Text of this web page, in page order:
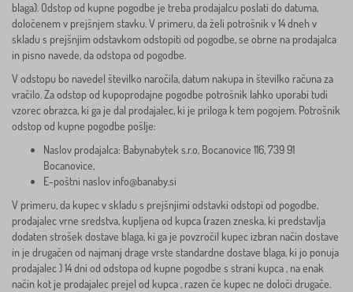
blaga). Odstop od kupne pogodbe je treba prodajalcu poslati do datuma,
določenem v prejšnjem stavku. V primeru, da želi potrošnik v 14 dneh v
skladu s prejšnjim odstavkom odstopiti od pogodbe, se obrne na prodajalca
in pisno navede, da odstopa od pogodbe.
V odstopu bo navedel številko naročila, datum nakupa in številko računa za
vračilo. Za odstop od kupoprodajne pogodbe potrošnik lahko uporabi tudi
vzorec obrazca, ki ga je dal prodajalec, ki je priloga k tem pogojem. Potrošnik
odstop od kupne pogodbe pošlje:
Naslov prodajalca: Babynabytek s.r.o, Bocanovice 116, 739 91
Bocanovice,
E-poštni naslovinfo@banaby.si
V primeru, da kupec v skladu s prejšnjimi odstavki odstopi od pogodbe,
prodajalec vrne sredstva, kupljena od kupca (razen zneska, ki predstavlja
dodaten strošek dostave blaga, ki ga je povzročil kupec izbran način dostave
in je drugačen od najmanj drage vrste standardne dostave blaga, ki jo ponuja
prodajalec ) 14 dni od odstopa od kupne pogodbe s strani kupca , na enak
način kot je prodajalec prejel od kupca , razen če kupec ne določi drugače.